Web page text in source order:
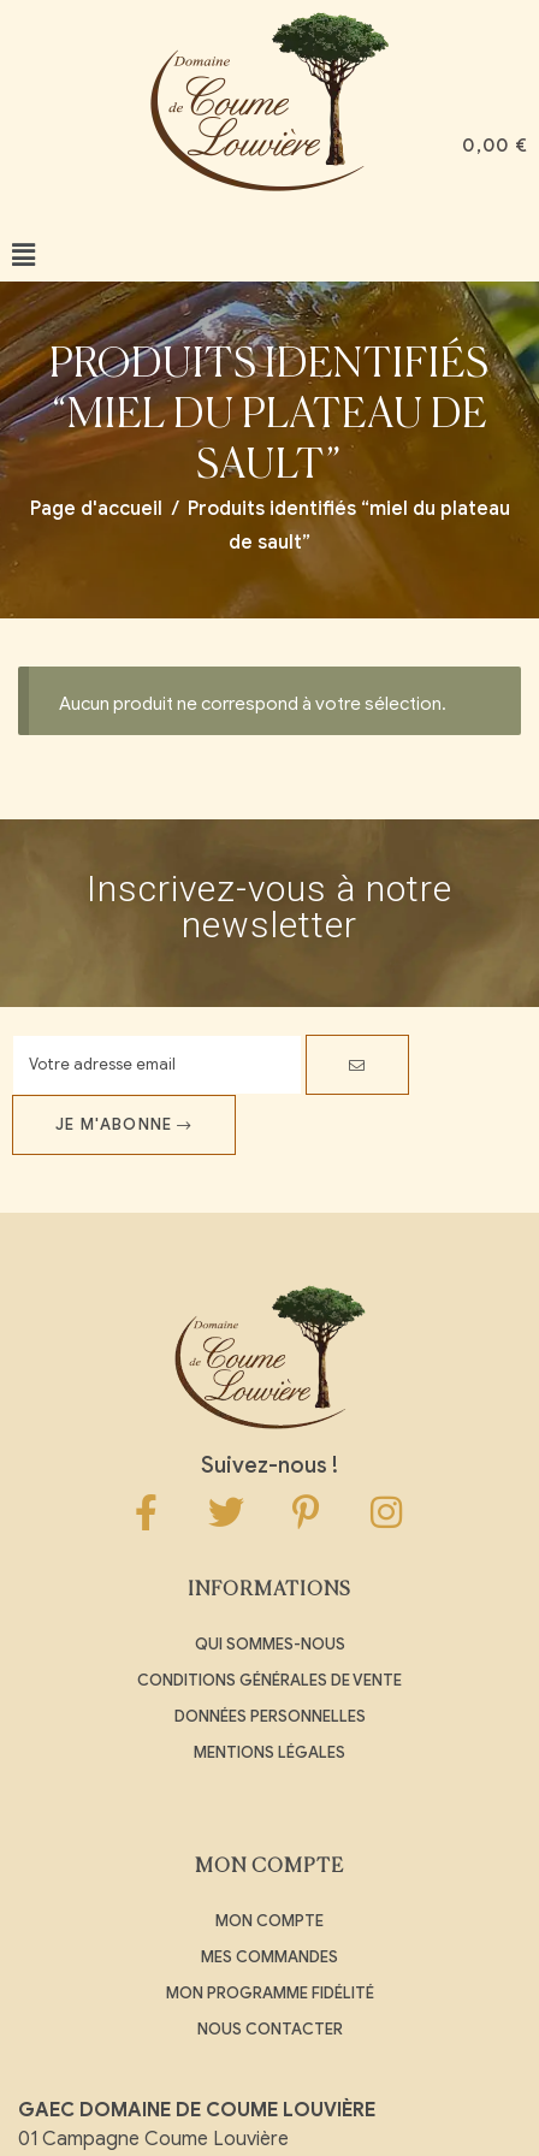
0,00 €
PRODUITS IDENTIFIÉS
“MIEL DU PLATEAU DE
SAULT”
Page d'accueil / Produits identifiés “miel du plateau
de sault”
Aucun produit ne correspond à votre sélection.
Inscrivez-vous à notre
newsletter
JE M'ABONNE
Suivez-nous !
INFORMATIONS
QUI SOMMES-NOUS
CONDITIONS GÉNÉRALES DE VENTE
DONNÉES PERSONNELLES
MENTIONS LÉGALES
MON COMPTE
MON COMPTE
MES COMMANDES
MON PROGRAMME FIDÉLITÉ
NOUS CONTACTER
GAEC DOMAINE DE COUME LOUVIÈRE
01 Campagne Coume Louvière